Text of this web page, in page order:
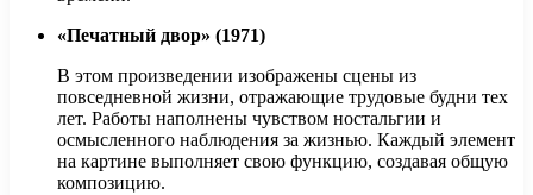
«Печатный двор» (1971)
В этом произведении изображены сцены из
повседневной жизни, отражающие трудовые будни тех
лет. Работы наполнены чувством ностальгии и
осмысленного наблюдения за жизнью. Каждый элемент
на картине выполняет свою функцию, создавая общую
композицию.